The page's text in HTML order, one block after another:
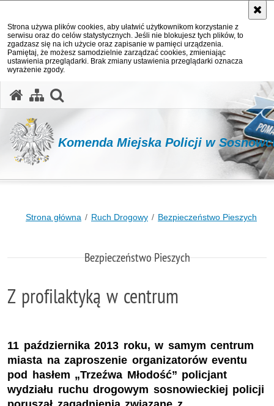
Strona używa plików cookies, aby ułatwić użytkownikom korzystanie z
serwisu oraz do celów statystycznych. Jeśli nie blokujesz tych plików, to
zgadzasz się na ich użycie oraz zapisanie w pamięci urządzenia.
Pamiętaj, że możesz samodzielnie zarządzać cookies, zmieniając
ustawienia przeglądarki. Brak zmiany ustawienia przeglądarki oznacza
wyrażenie zgody.
Komenda Miejska Policji w
Strona główna Ruch Drogowy Bezpieczeństwo Pieszych
Bezpieczeństwo Pieszych
Z profilaktyką w centrum
11 października 2013 roku, w samym centrum
miasta na zaproszenie organizatorów eventu
pod hasłem „Trzeźwa Młodość” policjant
wydziału ruchu drogowym sosnowieckiej policji